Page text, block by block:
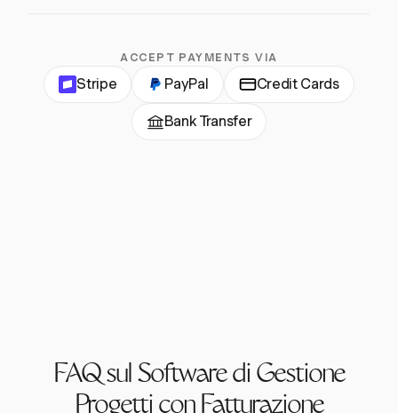
ACCEPT PAYMENTS VIA
Stripe PayPal Credit Cards
Bank Transfer
FAQ sul Software di Gestione
Progetti con Fatturazione